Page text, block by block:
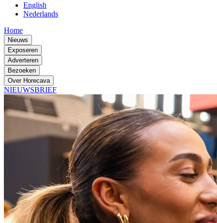
English
Nederlands
Home
Nieuws
Exposeren
Adverteren
Bezoeken
Over Horecava
NIEUWSBRIEF